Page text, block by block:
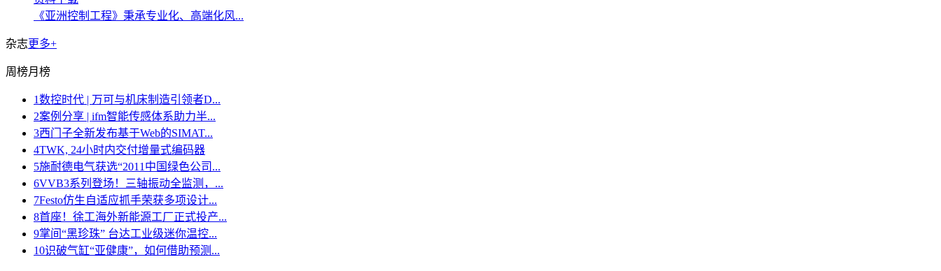
《亚洲控制工程》秉承专业化、高端化风...
杂志更多+
周榜月榜
1数控时代 | 万可与机床制造引领者D...
2案例分享 | ifm智能传感体系助力半...
3西门子全新发布基于Web的SIMAT...
4TWK, 24小时内交付增量式编码器
5施耐德电气获选“2011中国绿色公司...
6VVB3系列登场！三轴振动全监测，...
7Festo仿生自适应抓手荣获多项设计...
8首座！徐工海外新能源工厂正式投产...
9掌间“黑珍珠” 台达工业级迷你温控...
10识破气缸“亚健康”，如何借助预测...